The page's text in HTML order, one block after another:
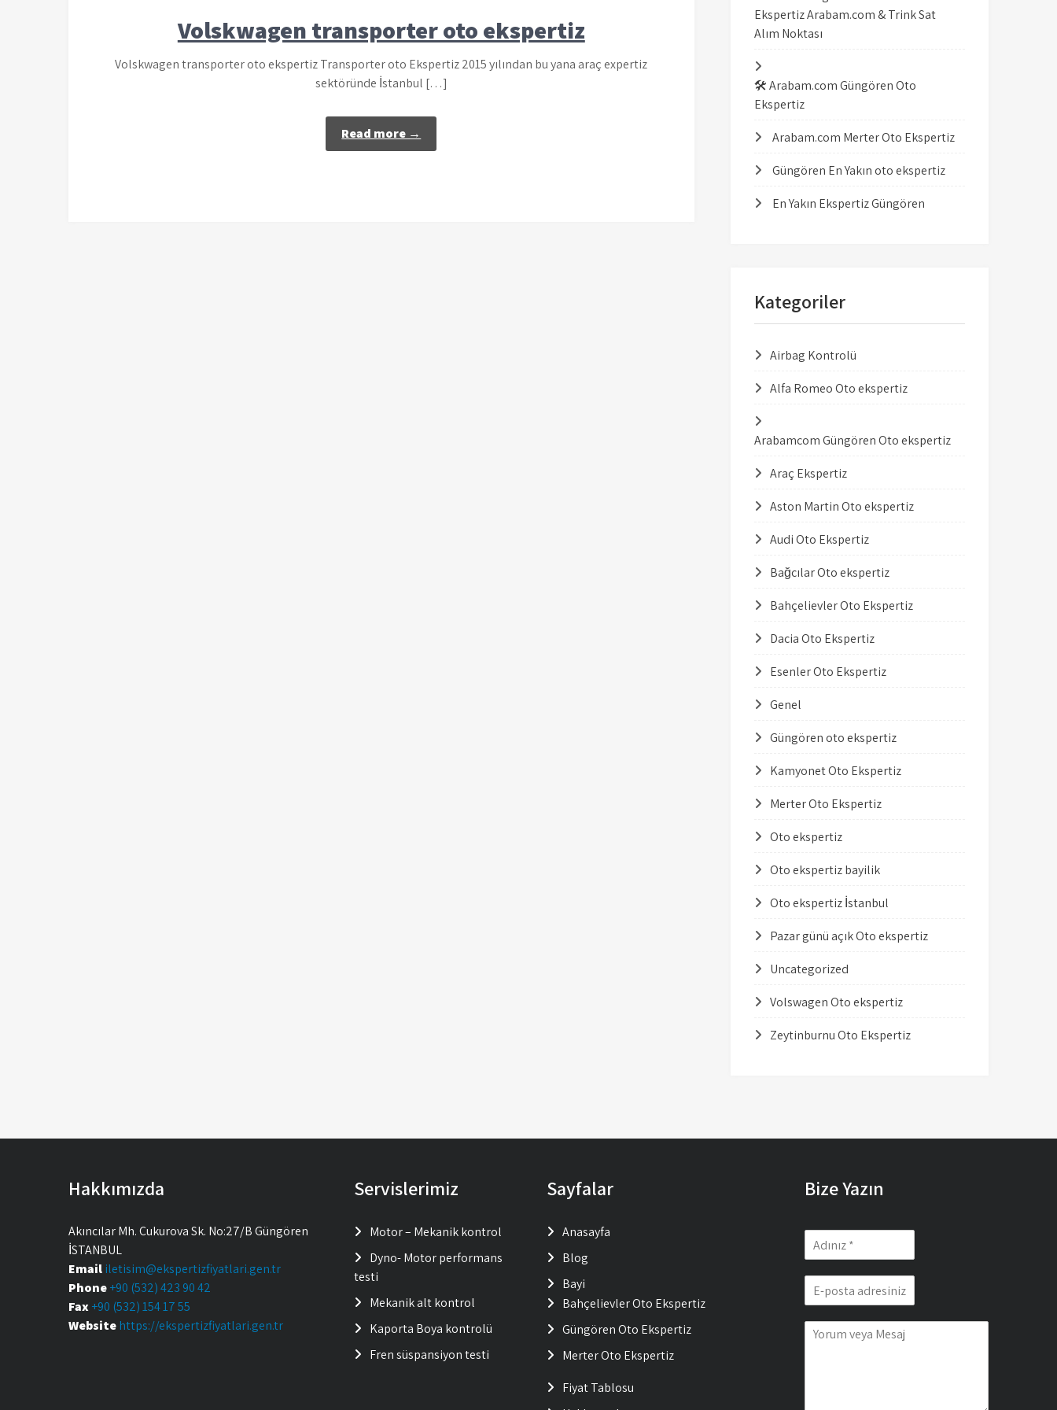
Volskwagen transporter oto ekspertiz
Volskwagen transporter oto ekspertiz Transporter oto Ekspertiz 2015 yılından bu yana araç expertiz
sektöründe İstanbul […]
Read more →
Ekspertiz Arabam.com & Trink Sat
Alım Noktası
🛠️ Arabam.com Güngören Oto
Ekspertiz
Arabam.com Merter Oto Ekspertiz
Güngören En Yakın oto ekspertiz
En Yakın Ekspertiz Güngören
Kategoriler
Airbag Kontrolü
Alfa Romeo Oto ekspertiz
Arabamcom Güngören Oto ekspertiz
Araç Ekspertiz
Aston Martin Oto ekspertiz
Audi Oto Ekspertiz
Bağcılar Oto ekspertiz
Bahçelievler Oto Ekspertiz
Dacia Oto Ekspertiz
Esenler Oto Ekspertiz
Genel
Güngören oto ekspertiz
Kamyonet Oto Ekspertiz
Merter Oto Ekspertiz
Oto ekspertiz
Oto ekspertiz bayilik
Oto ekspertiz İstanbul
Pazar günü açık Oto ekspertiz
Uncategorized
Volswagen Oto ekspertiz
Zeytinburnu Oto Ekspertiz
Hakkımızda
Akıncılar Mh. Çukurova Sk. No:27/B Güngören
İSTANBUL
Emaililetisim@ekspertizfiyatlari.gen.tr
Phone+90 (532) 423 90 42
Fax+90 (532) 154 17 55
Websitehttps://ekspertizfiyatlari.gen.tr
Servislerimiz
Motor – Mekanik kontrol
Dyno- Motor performans
testi
Mekanik alt kontrol
Kaporta Boya kontrolü
Fren süspansiyon testi
Sayfalar
Anasayfa
Blog
Bayi
Bahçelievler Oto Ekspertiz
Güngören Oto Ekspertiz
Merter Oto Ekspertiz
Fiyat Tablosu
Bize Yazın